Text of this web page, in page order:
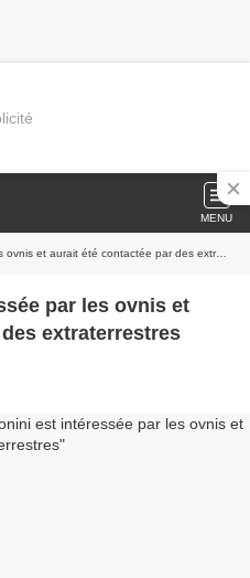
MENU
et aurait été contactée par des extraterrestres
par les ovnis et
extraterrestres